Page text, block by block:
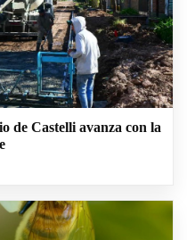
de Castelli avanza con la